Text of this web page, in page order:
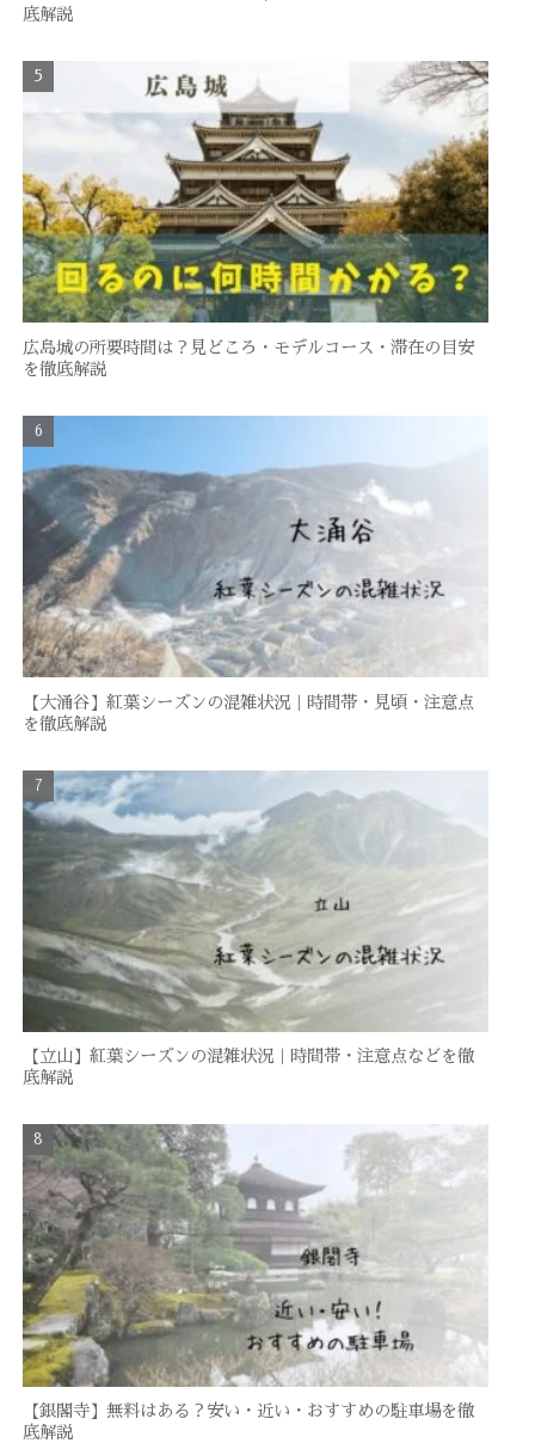
底解説
広島城の所要時間は？見どころ・モデルコース・滞在の目安
を徹底解説
【大涌谷】紅葉シーズンの混雑状況｜時間帯・見頃・注意点
を徹底解説
【立山】紅葉シーズンの混雑状況｜時間帯・注意点などを徹
底解説
【銀閣寺】無料はある？安い・近い・おすすめの駐車場を徹
底解説